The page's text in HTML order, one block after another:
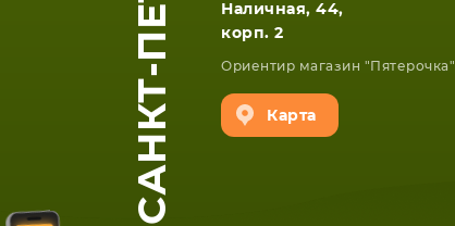
Наличная, 44,
корп. 2
Ориентир магазин "Пятерочка"
Карта